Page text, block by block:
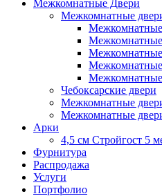
Межкомнатные Двери
Межкомнатные
Межкомнатные
Межкомнатные
Межкомнатные
Межкомнатные
Чебоксарские двери
Межкомнатные
Межкомнатные
Арки
4,5 см Стройгост 5
Фурнитура
Распродажа
Услуги
Портфолио